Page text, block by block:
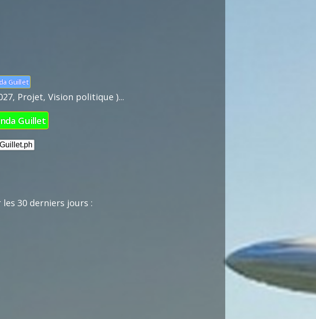
Guillet
Projet, Vision politique )...
Guillet
30 derniers jours :